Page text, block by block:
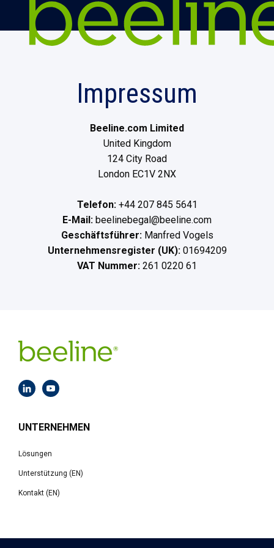
Impressum
Beeline.com Limited
United Kingdom
124 City Road
London EC1V 2NX
Telefon: +44 207 845 5641
E-Mail: beelinebegal@beeline.com
Geschäftsführer: Manfred Vogels
Unternehmensregister (UK): 01694209
VAT Nummer: 261 0220 61
UNTERNEHMEN
Lösungen
Unterstützung (EN)
Kontakt (EN)